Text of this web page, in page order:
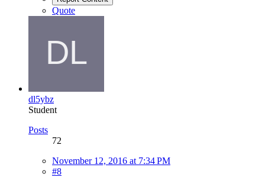
Quote
dl5ybz
Student
Posts
72
November 12, 2016 at 7:34 PM
#8